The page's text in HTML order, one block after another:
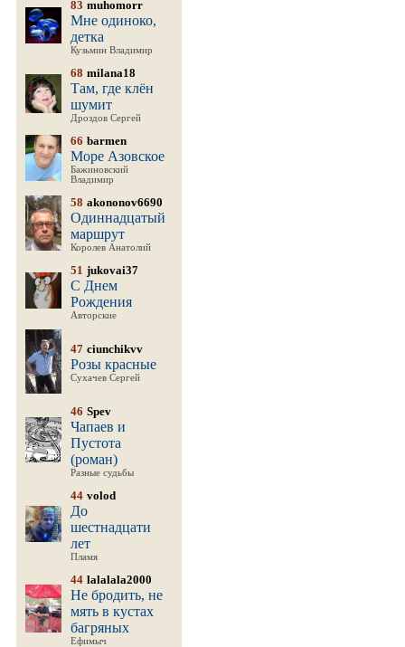
83 muhomorr
Мне одиноко,
детка
Кузьмин Владимир
68 milana18
Там, где клён
шумит
Дроздов Сергей
66 barmen
Море Азовское
Бажиновский
Владимир
58 akononov6690
Одиннадцатый
маршрут
Королев Анатолий
51 jukovai37
С Днем
Рождения
Авторские
47 ciunchikvv
Розы красные
Сухачев Сергей
46 Spev
Чапаев и
Пустота
(роман)
Разные судьбы
44 volod
До
шестнадцати
лет
Пламя
44 lalalala2000
Не бродить, не
мять в кустах
багряных
Ефимыч